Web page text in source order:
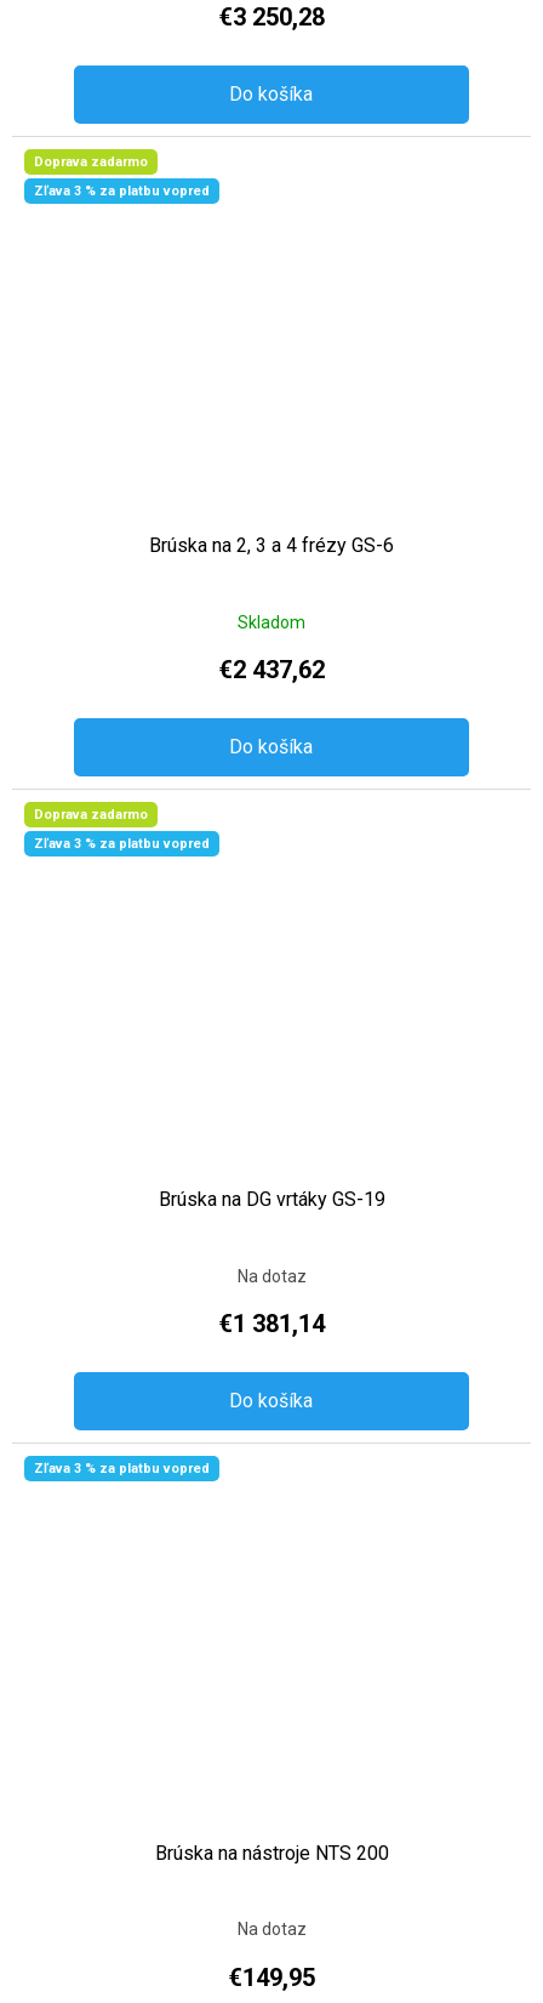
€3 250,28
Do košíka
Doprava zadarmo
Zľava 3 % za platbu vopred
Brúska na 2, 3 a 4 frézy GS-6
Skladom
€2 437,62
Do košíka
Doprava zadarmo
Zľava 3 % za platbu vopred
Brúska na DG vrtáky GS-19
Na dotaz
€1 381,14
Do košíka
Zľava 3 % za platbu vopred
Brúska na nástroje NTS 200
Na dotaz
€149,95